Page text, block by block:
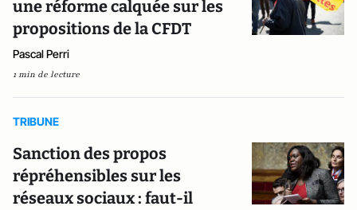
une réforme calquée sur les
propositions de la CFDT
Pascal Perri
1 min de lecture
TRIBUNE
Sanction des propos
répréhensibles sur les
réseaux sociaux : faut-il